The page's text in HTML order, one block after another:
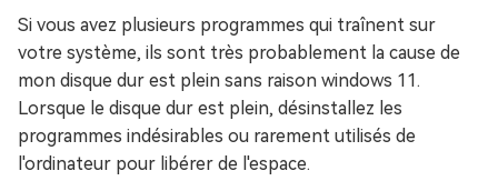
Si vous avez plusieurs programmes qui traînent sur
votre système, ils sont très probablement la cause de
mon disque dur est plein sans raison windows 11.
Lorsque le disque dur est plein, désinstallez les
programmes indésirables ou rarement utilisés de
l'ordinateur pour libérer de l'espace.